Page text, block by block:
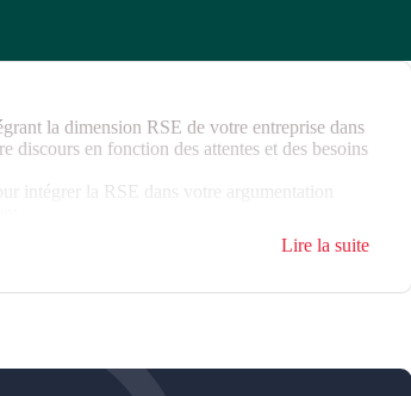
la dimension RSE de votre entreprise dans
discours en fonction des attentes et des besoins
intégrer la RSE dans votre argumentation
Lire la suite